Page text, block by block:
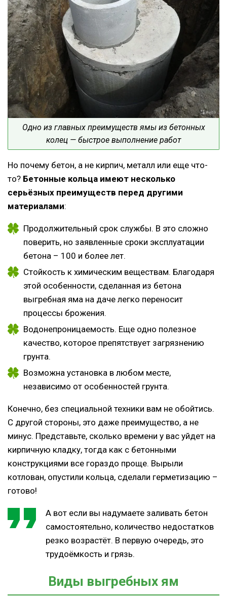
Одно из главных преимуществ ямы из бетонных
колец — быстрое выполнение работ
Но почему бетон, а не кирпич, металл или еще что-
то? Бетонные кольца имеют несколько
серьёзных преимуществ перед другими
материалами:
Продолжительный срок службы. В это сложно
поверить, но заявленные сроки эксплуатации
бетона – 100 и более лет.
Стойкость к химическим веществам. Благодаря
этой особенности, сделанная из бетона
выгребная яма на даче легко переносит
процессы брожения.
Водонепроницаемость. Еще одно полезное
качество, которое препятствует загрязнению
грунта.
Возможна установка в любом месте,
независимо от особенностей грунта.
Конечно, без специальной техники вам не обойтись.
С другой стороны, это даже преимущество, а не
минус. Представьте, сколько времени у вас уйдет на
кирпичную кладку, тогда как с бетонными
конструкциями все гораздо проще. Вырыли
котлован, опустили кольца, сделали герметизацию –
готово!
А вот если вы надумаете заливать бетон
самостоятельно, количество недостатков
резко возрастёт. В первую очередь, это
трудоёмкость и грязь.
Виды выгребных ям